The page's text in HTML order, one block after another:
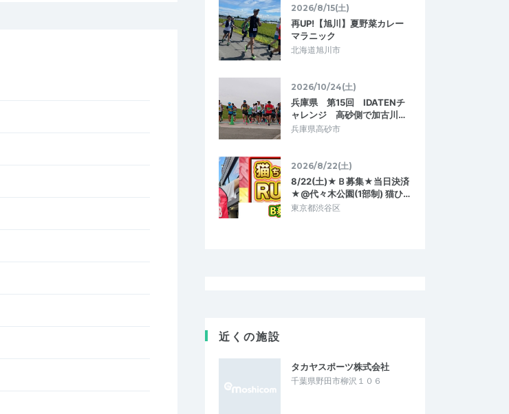
2026/8/15(土)
再UP!【旭川】夏野菜カレー
マラニック
北海道旭川市
2026/10/24(土)
兵庫県 第15回 IDATENチ
ャレンジ 高砂側で加古川…
兵庫県高砂市
2026/8/22(土)
8/22(土)★Ｂ募集★当日決済
★@代々木公園(1部制) 猫ひ…
東京都渋谷区
近くの施設
タカヤスポーツ株式会社
千葉県野田市柳沢１０６